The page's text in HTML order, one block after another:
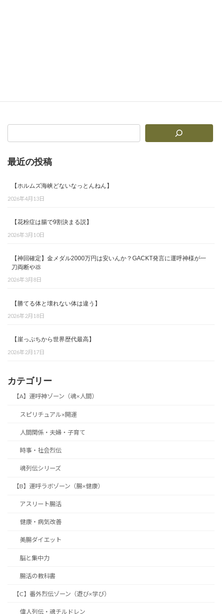
2025年9月13日
最近の投稿
【ホルムズ海峡どないなっとんねん】
2026年4月13日
【花粉症は腸で9割決まる説】
2026年3月10日
【神回確定】金メダル2000万円は安いんか？GACKT発言に運呼神様が一
刀両断や💩
2026年3月8日
【勝てる体と壊れない体は違う】
2026年2月18日
【崖っぷちから世界歴代最高】
2026年2月17日
カテゴリー
【A】運呼神ゾーン（魂×人間）
スピリチュアル×開運
人間関係・夫婦・子育て
時事・社会烈伝
魂列伝シリーズ
【B】運呼ラボゾーン（腸×健康）
アスリート腸活
健康・病気改善
美腸ダイエット
脳と集中力
腸活の教科書
【C】番外烈伝ゾーン（遊び×学び）
偉人列伝・魂チルドレン